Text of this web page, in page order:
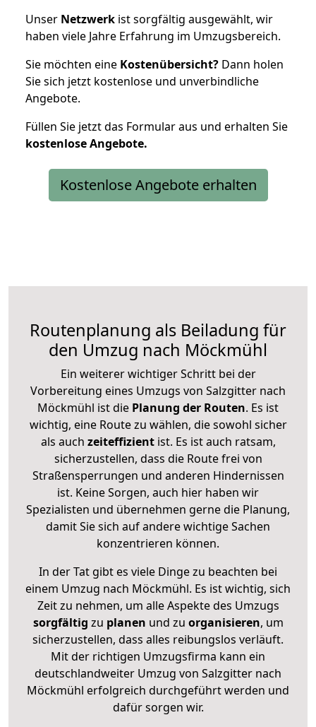
Unser Netzwerk ist sorgfältig ausgewählt, wir
haben viele Jahre Erfahrung im Umzugsbereich.
Sie möchten eine Kostenübersicht? Dann holen
Sie sich jetzt kostenlose und unverbindliche
Angebote.
Füllen Sie jetzt das Formular aus und erhalten Sie
kostenloseAngebote.
Kostenlose Angebote erhalten
Routenplanung als Beiladung für
den Umzug nach Möckmühl
Ein weiterer wichtiger Schritt bei der
Vorbereitung eines Umzugs von Salzgitter nach
Möckmühl ist die Planung der Routen. Es ist
wichtig, eine Route zu wählen, die sowohl sicher
als auch zeiteffizientist. Es ist auch ratsam,
sicherzustellen, dass die Route frei von
Straßensperrungen und anderen Hindernissen
ist. Keine Sorgen, auch hier haben wir
Spezialisten und übernehmen gerne die Planung,
damit Sie sich auf andere wichtige Sachen
konzentrieren können.
In der Tat gibt es viele Dinge zu beachten bei
einem Umzug nach Möckmühl. Es ist wichtig, sich
Zeit zu nehmen, um alle Aspekte des Umzugs
sorgfältig zu planen und zu organisieren, um
sicherzustellen, dass alles reibungslos verläuft.
Mit der richtigen Umzugsfirma kann ein
deutschlandweiter Umzug von Salzgitter nach
Möckmühl erfolgreich durchgeführt werden und
dafür sorgen wir.